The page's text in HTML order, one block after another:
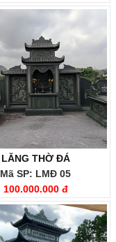
LĂNG THỜ ĐÁ
Mã SP: LMĐ 05
100.000.000 đ